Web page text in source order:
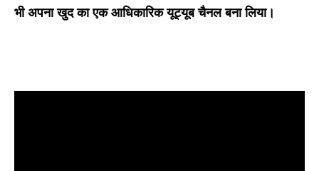
भी अपना खुद का एक आधिकारिक यूट्यूब चैनल बना लिया।